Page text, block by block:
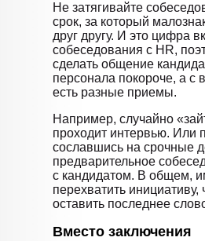
Не затягивайте
срок, за который
друг другу. И это цифра
собеседования с HR,
сделать общение
персонала покороче, а с
есть разные приемы.
Например, случайно
проходит интервью. Или
сославшись на срочные
предварительное
с кандидатом. В общем,
перехватить
оставить последнее
Вместо заключения